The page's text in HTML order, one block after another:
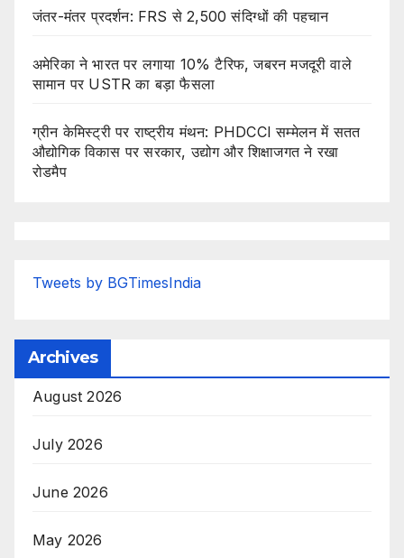
जंतर-मंतर प्रदर्शन: FRS से 2,500 संदिग्धों की पहचान
अमेरिका ने भारत पर लगाया 10% टैरिफ, जबरन मजदूरी वाले
सामान पर USTR का बड़ा फैसला
ग्रीन केमिस्ट्री पर राष्ट्रीय मंथन: PHDCCI सम्मेलन में सतत
औद्योगिक विकास पर सरकार, उद्योग और शिक्षाजगत ने रखा
रोडमैप
Tweets by BGTimesIndia
Archives
August 2026
July 2026
June 2026
May 2026